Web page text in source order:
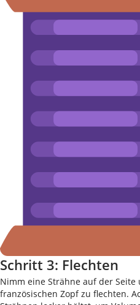
Schritt 3: Flechten
Nimm eine Strähne auf der
französischen Zopf zu flechten.